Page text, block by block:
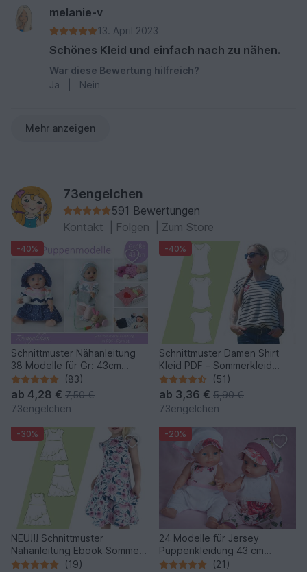
melanie-v
13. April 2023
Schönes Kleid und einfach nach zu nähen.
War diese Bewertung hilfreich?
Ja
Nein
Mehr anzeigen
73engelchen
591 Bewertungen
Kontakt
Folgen Zum Store
-40%
Schnittmuster Nähanleitung
38 Modelle für Gr: 43cm
Puppen - Puppenkleidung
(83)
ab 4,28 € 7,50 €
73engelchen
-40%
Schnittmuster Damen Shirt
Kleid PDF – Sommerkleid
nähen 32–48(51)
ab 3,36 € 5,90 €
73engelchen
-30%
NEU!!! Schnittmuster
Nähanleitung Ebook Sommer
Jerseykleid mit Beamer Datei
(19)
-20%
24 Modelle für Jersey
Puppenkleidung 43 cm
Puppen mit Schultüte
(21)